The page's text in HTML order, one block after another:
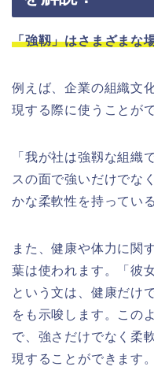
「強靱」はさまざまな
例えば、企業の組織文
現する際に使うことが
「我が社は強靱な組織
スの面で強いだけでな
かな柔軟性を持ってい
また、健康や体力に関
葉は使われます。「彼
という文は、健康だけ
をも示唆します。この
で、強さだけでなく柔
現することができます。